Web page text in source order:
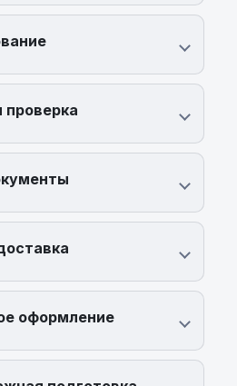
оформление